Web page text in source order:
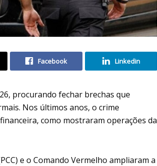
Facebook Linkedin
procurando fechar brechas que
Nos últimos anos, o crime
como mostraram operações da
e o Comando Vermelho ampliaram a